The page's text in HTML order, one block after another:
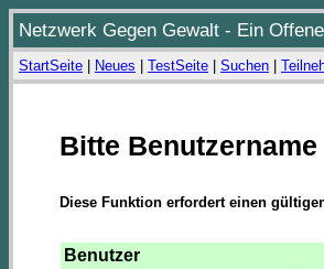
Netzwerk Gegen Gewalt - Ein
StartSeite Neues TestSeite Suchen
Bitte
Diese Funktion erfordert einen
Benutzer